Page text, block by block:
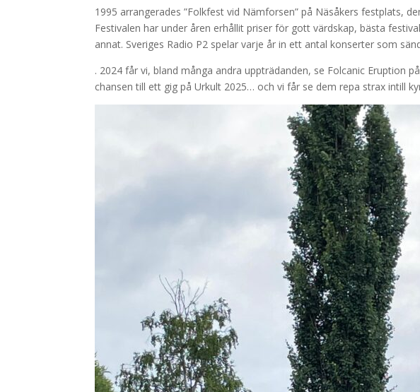
1995 arrangerades ”Folkfest vid Nämforsen” på Näsåkers festplats,
Festivalen har under åren erhållit priser för gott värdskap, bästa
annat. Sveriges Radio P2 spelar varje år in ett antal konserter som
. 2024 får vi, bland många andra uppträdanden, se Folcanic Eruption
chansen till ett gig på Urkult 2025… och vi får se dem repa strax intill